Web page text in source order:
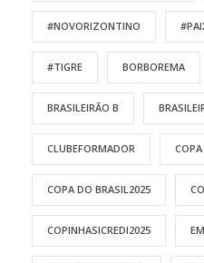
#NOVORIZONTINO
#TIGRE BORBOREMA
BRASILEIRÃO B
CLUBEFORMADOR
COPA DO BRASIL2025
COPINHASICREDI2025